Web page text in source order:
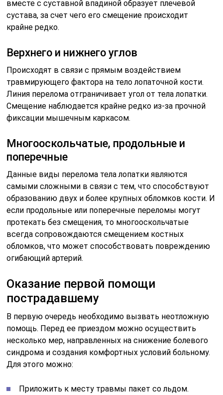
вместе с суставной впадиной образует плечевой
сустава, за счет чего его смещение происходит
крайне редко.
Верхнего и нижнего углов
Происходят в связи с прямым воздействием
травмирующего фактора на тело лопаточной кости.
Линия перелома отграничивает угол от тела лопатки.
Смещение наблюдается крайне редко из-за прочной
фиксации мышечным каркасом.
Многооскольчатые, продольные и
поперечные
Данные виды перелома тела лопатки являются
самыми сложными в связи с тем, что способствуют
образованию двух и более крупных обломков кости. И
если продольные или поперечные переломы могут
протекать без смещения, то многооскольчатые
всегда сопровождаются смещением костных
обломков, что может способствовать повреждению
огибающий артерий.
Оказание первой помощи
пострадавшему
В первую очередь необходимо вызвать неотложную
помощь. Перед ее приездом можно осуществить
несколько мер, направленных на снижение болевого
синдрома и создания комфортных условий больному.
Для этого можно:
Приложить к месту травмы пакет со льдом.